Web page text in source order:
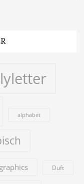
alphabet
Duft